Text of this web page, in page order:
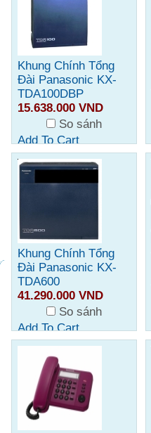
Khung Chính Tổng
Đài Panasonic KX-
TDA100DBP
15.638.000 VND
So sánh
Add To Cart
Khung Chính Tổng
Đài Panasonic KX-
TDA600
41.290.000 VND
So sánh
Add To Cart